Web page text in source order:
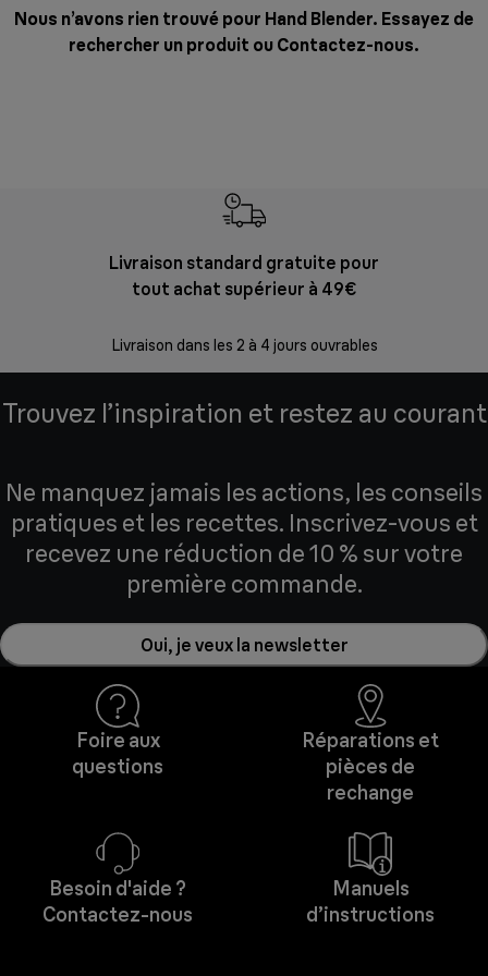
Nous n’avons rien trouvé pour Hand Blender. Essayez de
rechercher un produit ou Contactez-nous.
Livraison standard gratuite pour
tout achat supérieur à 49€
Livraison dans les 2 à 4 jours ouvrables
Trouvez l’inspiration et restez au courant
Ne manquez jamais les actions, les conseils
pratiques et les recettes. Inscrivez-vous et
recevez une réduction de 10 % sur votre
première commande.
Oui, je veux la newsletter
Foire aux
questions
Réparations et
pièces de
rechange
Besoin d'aide ?
Contactez-nous
Manuels
d’instructions